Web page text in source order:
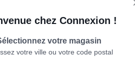
Produits complémentaires
chez Connexion !
votre magasin
votre ville ou votre code postal